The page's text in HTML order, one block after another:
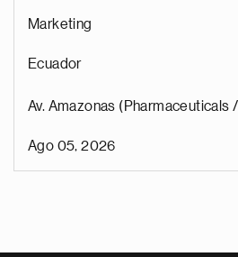
Marketing
Ecuador
Av. Amazonas (Pharmaceuticals
Ago 05, 2026